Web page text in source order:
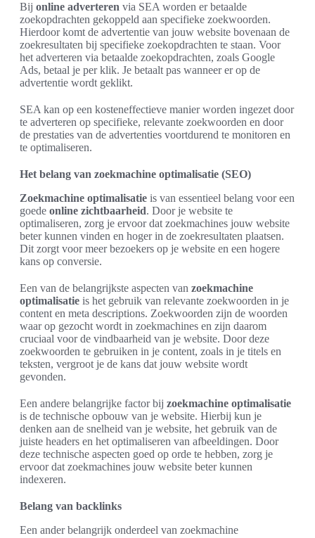
Bij online adverteren via SEA worden er betaalde
zoekopdrachten gekoppeld aan specifieke zoekwoorden.
Hierdoor komt de advertentie van jouw website bovenaan de
zoekresultaten bij specifieke zoekopdrachten te staan. Voor
het adverteren via betaalde zoekopdrachten, zoals Google
Ads, betaal je per klik. Je betaalt pas wanneer er op de
advertentie wordt geklikt.
SEA kan op een kosteneffectieve manier worden ingezet door
te adverteren op specifieke, relevante zoekwoorden en door
de prestaties van de advertenties voortdurend te monitoren en
te optimaliseren.
Het belang van zoekmachine optimalisatie (SEO)
Zoekmachine optimalisatie is van essentieel belang voor een
goede online zichtbaarheid. Door je website te
optimaliseren, zorg je ervoor dat zoekmachines jouw website
beter kunnen vinden en hoger in de zoekresultaten plaatsen.
Dit zorgt voor meer bezoekers op je website en een hogere
kans op conversie.
Een van de belangrijkste aspecten van zoekmachine
optimalisatie is het gebruik van relevante zoekwoorden in je
content en meta descriptions. Zoekwoorden zijn de woorden
waar op gezocht wordt in zoekmachines en zijn daarom
cruciaal voor de vindbaarheid van je website. Door deze
zoekwoorden te gebruiken in je content, zoals in je titels en
teksten, vergroot je de kans dat jouw website wordt
gevonden.
Een andere belangrijke factor bij zoekmachine optimalisatie
is de technische opbouw van je website. Hierbij kun je
denken aan de snelheid van je website, het gebruik van de
juiste headers en het optimaliseren van afbeeldingen. Door
deze technische aspecten goed op orde te hebben, zorg je
ervoor dat zoekmachines jouw website beter kunnen
indexeren.
Belang van backlinks
Een ander belangrijk onderdeel van zoekmachine